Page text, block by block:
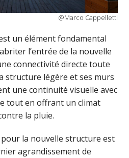
@Marco Cappelletti
un élément fondamental
l’entrée de la nouvelle
connectivité directe toute
structure légère et ses murs
une continuité visuelle avec
tout en offrant un climat
la pluie.
la nouvelle structure est
agrandissement de